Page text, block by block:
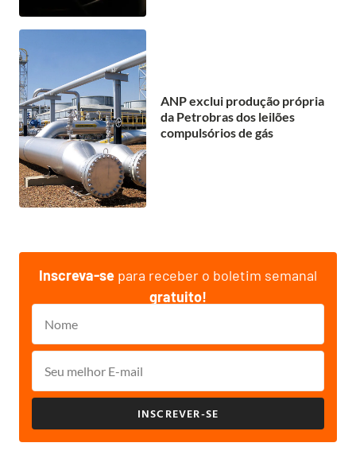
ANP exclui produção própria
da Petrobras dos leilões
compulsórios de gás
Inscreva-se para receber o boletim semanal
gratuito!
INSCREVER-SE